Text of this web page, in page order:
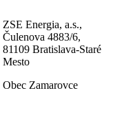
ZSE Energia, a.s.,
Čulenova 4883/6,
81109 Bratislava-Staré
Mesto
Obec Zamarovce